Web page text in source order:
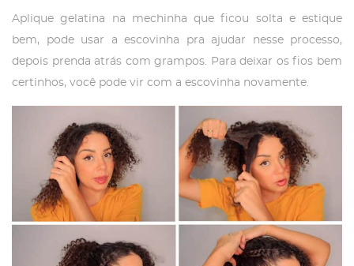
Aplique gelatina na mechinha que ficou solta e estique
bem, pode usar a escovinha pra ajudar nesse processo,
depois prenda atrás com grampos. Para deixar os fios bem
certinhos, você pode vir com a escovinha novamente.